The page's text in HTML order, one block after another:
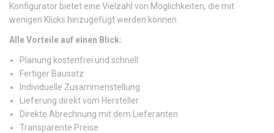
Konfigurator bietet eine Vielzahl von Möglichkeiten, die mit
wenigen Klicks hinzugefügt werden können.
Alle Vorteile auf einen Blick:
Planung kostenfrei und schnell
Fertiger Bausatz
Individuelle Zusammenstellung
Lieferung direkt vom Hersteller
Direkte Abrechnung mit dem Lieferanten
Transparente Preise